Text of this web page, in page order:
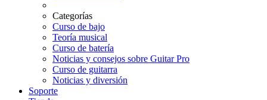
Categorías
Curso de bajo
Teoría musical
Curso de batería
Noticias y consejos sobre Guitar Pro
Curso de guitarra
Noticias y diversión
Soporte